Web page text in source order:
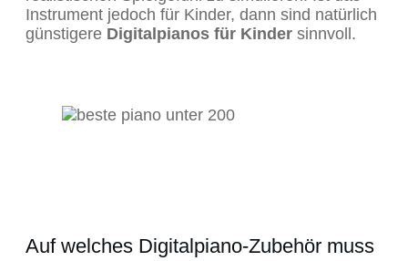
Instrument jedoch für Kinder, dann sind natürlich
günstigere Digitalpianos für Kinder sinnvoll.
Auf welches Digitalpiano-Zubehör muss